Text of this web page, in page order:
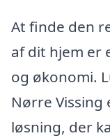
At finde den
af dit hjem er
og økonomi.
Nørre
løsning, der